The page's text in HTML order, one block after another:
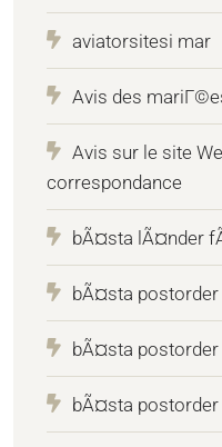
aviatorsitesi mar
Avis des
Avis sur le site
correspondance
bÃ¤sta lÃ¤nder
bÃ¤sta
bÃ¤sta
bÃ¤sta postorder